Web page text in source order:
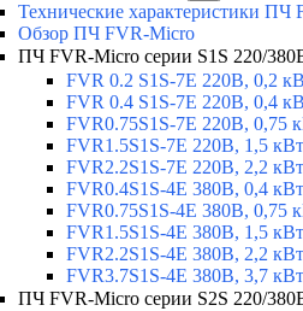
Технические характеристики ПЧ
Обзор ПЧ FVR-Micro
ПЧ FVR-Micro серии S1S 220/
FVR 0.2 S1S-7E 220В, 0,2
FVR 0.4 S1S-7E 220В, 0,4
FVR0.75S1S-7E 220В, 0,75
FVR1.5S1S-7E 220В, 1,5 кВт
FVR2.2S1S-7E 220В, 2,2 кВт
FVR0.4S1S-4E 380В, 0,4 кВт
FVR0.75S1S-4E 380В, 0,75
FVR1.5S1S-4E 380В, 1,5 кВт
FVR2.2S1S-4E 380В, 2,2 кВт
FVR3.7S1S-4E 380В, 3,7 кВт
ПЧ FVR-Micro серии S2S 220/